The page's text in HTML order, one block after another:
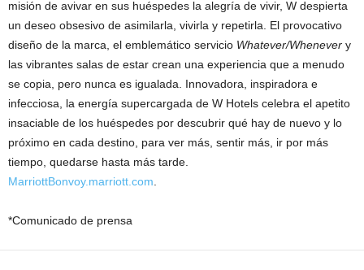
misión de avivar en sus huéspedes la alegría de vivir, W despierta
un deseo obsesivo de asimilarla, vivirla y repetirla. El provocativo
diseño de la marca, el emblemático servicio Whatever/Whenever y
las vibrantes salas de estar crean una experiencia que a menudo
se copia, pero nunca es igualada. Innovadora, inspiradora e
infecciosa, la energía supercargada de W Hotels celebra el apetito
insaciable de los huéspedes por descubrir qué hay de nuevo y lo
próximo en cada destino, para ver más, sentir más, ir por más
tiempo, quedarse hasta más tarde.
MarriottBonvoy.marriott.com
*Comunicado de prensa